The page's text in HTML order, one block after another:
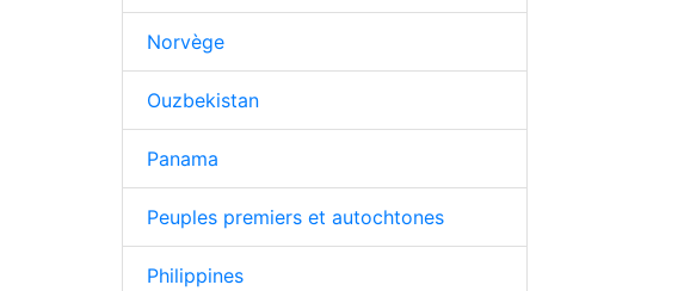
Norvège
Ouzbekistan
Panama
Peuples premiers et autochtones
Philippines